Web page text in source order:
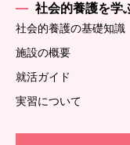
社会的養護を学
社会的養護の基礎知識
施設の概要
就活ガイド
実習について